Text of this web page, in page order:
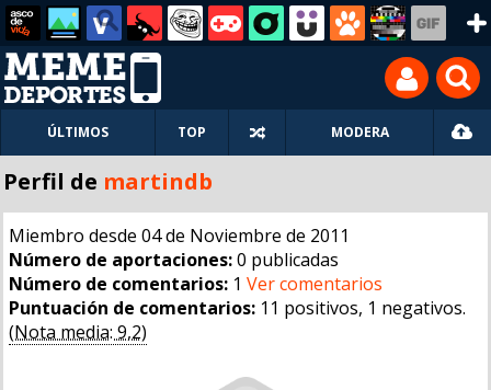
ÚLTIMOS TOP MODERA
Perfil de martindb
Miembro desde 04 de Noviembre de 2011
Número de aportaciones:0 publicadas
Número de comentarios: 1 Ver comentarios
Puntuación de comentarios: 11 positivos, 1 negativos.
(Nota media: 9,2)